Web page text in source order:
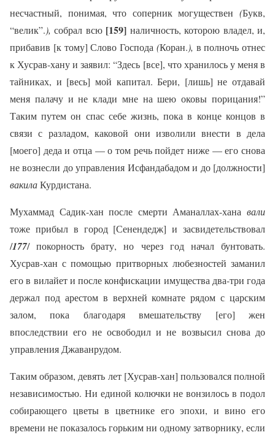
несчастный, понимая, что соперник могуществен (Букв,
“велик”.),собрал всю [159] наличность, которою владел, и,
прибавив [к тому] Слово Господа (Коран.), в полночь отнес
к Хусрав-хану и заявил: “Здесь [все], что хранилось у меня в
тайниках, и [весь] мой капитал. Бери, [лишь] не отдавай
меня палачу и не клади мне на шею оковы порицания!”
Таким путем он спас себе жизнь, пока в конце концов в
связи с разладом, каковой они изволили внести в дела
[моего] деда и отца — о том речь пойдет ниже — его снова
не вознесли до управления Исфандабадом и до [должности]
вакилаКурдистана.
Мухаммад Садик-хан после смерти Аманаллах-хана вали
тоже прибыл в город [Сенендедж] и засвидетельствовал
/177/ покорность брату, но через год начал бунтовать.
Хусрав-хан с помощью притворных любезностей заманил
его в вилайет и после конфискации имущества два-три года
держал под арестом в верхней комнате рядом с царским
залом, пока благодаря вмешательству [его] жен
впоследствии его не освободил и не возвысил снова до
управления Джаванрудом.
Таким образом, девять лет [Хусрав-хан] пользовался полной
независимостью. Ни единой колючки не вонзилось в подол
собирающего цветы в цветнике его эпохи, и вино его
времени не показалось горьким ни одному затворнику, если